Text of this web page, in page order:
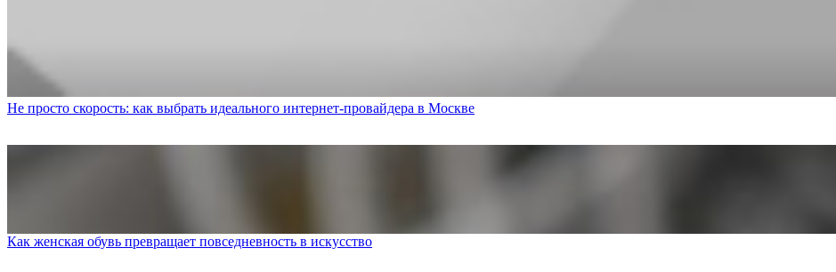
Не просто скорость: как выбрать идеального интернет-провайдера в Москве
Как женская обувь превращает повседневность в искусство